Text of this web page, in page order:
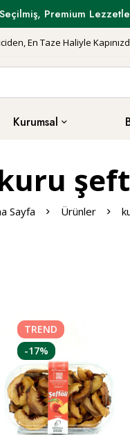
Premium
En Taze Haliyle
Kurumsal
Sayfa Ürünler
TREND
-17%